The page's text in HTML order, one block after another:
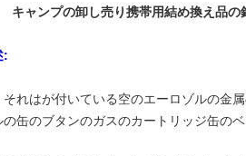
キャンプの卸し売り携帯用結め換え品
:
それはが付いている空のエーロゾルの金
の缶のブタンのガスのカートリッジ缶の